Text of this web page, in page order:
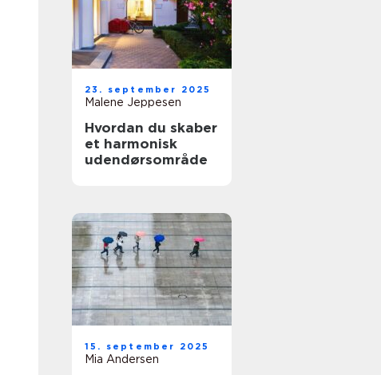
23. september 2025
Malene Jeppesen
Hvordan du skaber
et harmonisk
udendørsområde
15. september 2025
Mia Andersen